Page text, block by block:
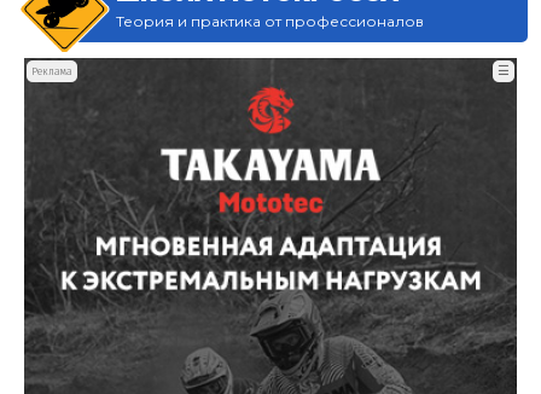
Теория и практика от профессионалов
Реклама ☰